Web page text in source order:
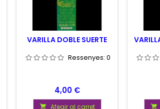
VARILLA DOBLE SUERTE
Ressenyes: 0
Preu
4,00 €
 Afegir al carret 